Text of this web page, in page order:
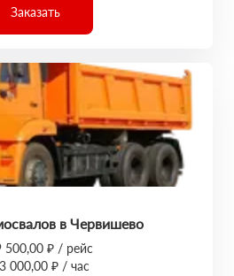
Заказать
в Червишево
500,00 ₽ / рейс
000,00 ₽ / час